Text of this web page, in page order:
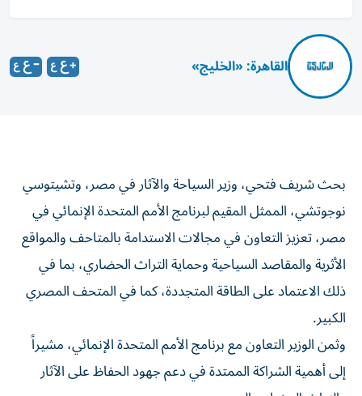
القاهرة: «الخليج»
بحث شريف فتحي، وزير السياحة والآثار في مصر، وتشيتوسي
نوجوتشي، الممثل المقيم لبرنامج الأمم المتحدة الإنمائي في
مصر، تعزيز التعاون في مجالات الاستدامة بالمتاحف والمواقع
الأثرية والمقاصد السياحية وحماية التراث الحضاري، بما في
ذلك الاعتماد على الطاقة المتجددة، كما في المتحف المصري
الكبير.
وثمن الوزير التعاون مع برنامج الأمم المتحدة الإنمائي، مشيراً
إلى أهمية الشراكة الممتدة في دعم جهود الحفاظ على الآثار